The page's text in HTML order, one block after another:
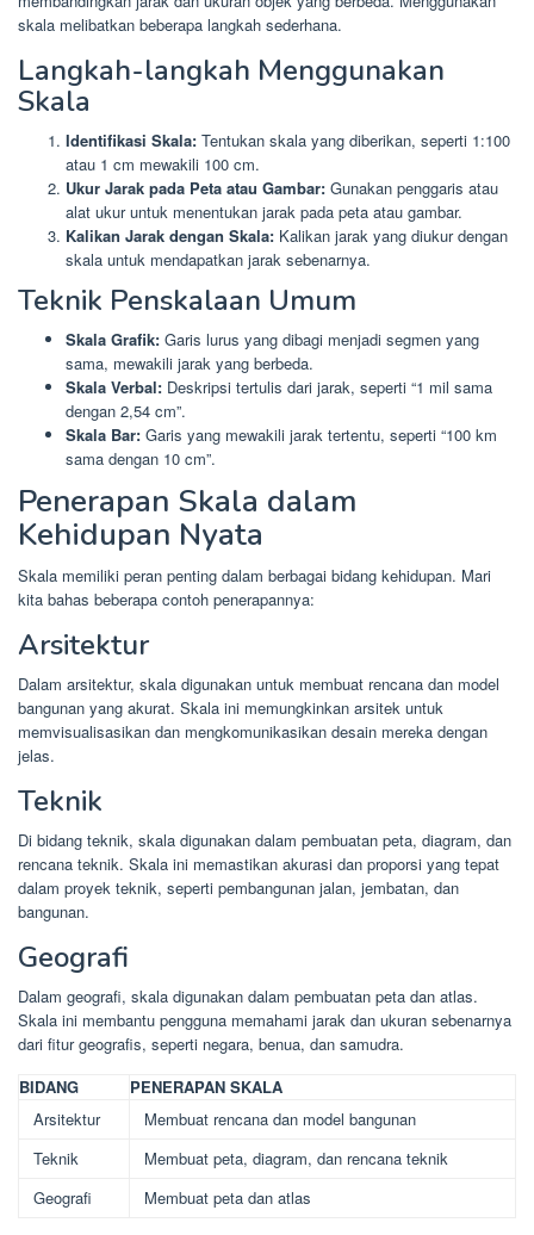
skala melibatkan beberapa langkah sederhana.
Langkah-langkah Menggunakan
Skala
Identifikasi Skala: Tentukan skala yang diberikan, seperti 1:100
atau 1 cm mewakili 100 cm.
Ukur Jarak pada Peta atau Gambar: Gunakan penggaris atau
alat ukur untuk menentukan jarak pada peta atau gambar.
Kalikan Jarak dengan Skala: Kalikan jarak yang diukur dengan
skala untuk mendapatkan jarak sebenarnya.
Teknik Penskalaan Umum
Skala Grafik: Garis lurus yang dibagi menjadi segmen yang
sama, mewakili jarak yang berbeda.
Skala Verbal: Deskripsi tertulis dari jarak, seperti “1 mil sama
dengan 2,54 cm”.
Skala Bar: Garis yang mewakili jarak tertentu, seperti “100 km
sama dengan 10 cm”.
Penerapan Skala dalam
Kehidupan Nyata
Skala memiliki peran penting dalam berbagai bidang kehidupan. Mari
kita bahas beberapa contoh penerapannya:
Arsitektur
Dalam arsitektur, skala digunakan untuk membuat rencana dan model
bangunan yang akurat. Skala ini memungkinkan arsitek untuk
memvisualisasikan dan mengkomunikasikan desain mereka dengan
jelas.
Teknik
Di bidang teknik, skala digunakan dalam pembuatan peta, diagram, dan
rencana teknik. Skala ini memastikan akurasi dan proporsi yang tepat
dalam proyek teknik, seperti pembangunan jalan, jembatan, dan
bangunan.
Geografi
Dalam geografi, skala digunakan dalam pembuatan peta dan atlas.
Skala ini membantu pengguna memahami jarak dan ukuran sebenarnya
dari fitur geografis, seperti negara, benua, dan samudra.
BIDANG
PENERAPAN SKALA
Arsitektur
Membuat rencana dan model bangunan
Teknik
Membuat peta, diagram, dan rencana teknik
Geografi
Membuat peta dan atlas